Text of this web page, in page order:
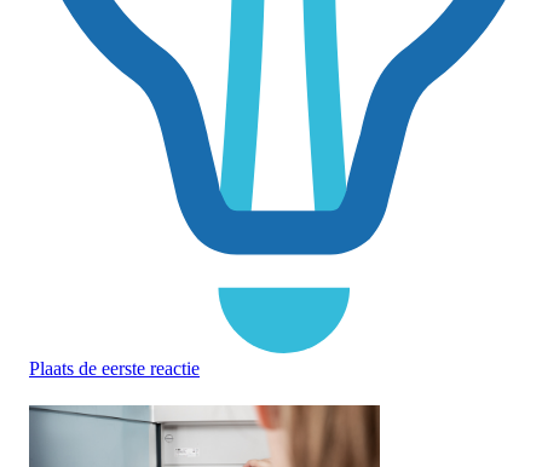
Plaats de eerste reactie